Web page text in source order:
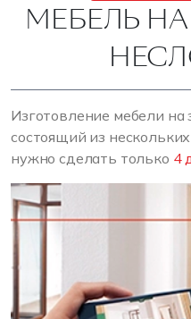
МЕБЕЛЬ
Изготовление мебели на
состоящий из
нужно сделать только 4